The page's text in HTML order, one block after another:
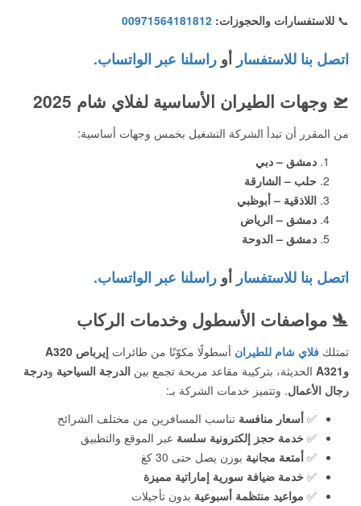
📞 للاستفسارات والحجوزات: 00971564181812
اتصل بنا للاستفسار أو راسلنا عبر الواتساب.
🛫 وجهات الطيران الأساسية لفلاي شام 2025
من المقرر أن تبدأ الشركة التشغيل بخمس وجهات أساسية:
دمشق – دبي
حلب – الشارقة
اللاذقية – أبوظبي
دمشق – الرياض
دمشق – الدوحة
اتصل بنا للاستفسار أو راسلنا عبر الواتساب.
🛬 مواصفات الأسطول وخدمات الركاب
تمتلك فلاي شام للطيران أسطولًا مكوّنًا من طائرات
إيرباص A320
وA321
الحديثة، بتركيبة مقاعد مريحة تجمع بين الدرجة السياحية ودرجة
رجال الأعمال. وتتميز خدمات الشركة بـ:
✅ أسعار منافسة تناسب المسافرين من مختلف الشرائح
✅ خدمة حجز إلكترونية سلسة عبر الموقع والتطبيق
✅ أمتعة مجانية بوزن يصل حتى 30 كغ
✅ خدمة ضيافة سورية إماراتية مميزة
✅ مواعيد منتظمة أسبوعية بدون تأجيلات